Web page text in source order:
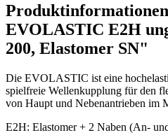
EVOLASTIC E2H
200, Elastomer SN"
Die EVOLASTIC ist eine
spielfreie Wellenkupplung für den
von Haupt und Nebenantrieben im
E2H: Elastomer + 2 Naben (An-